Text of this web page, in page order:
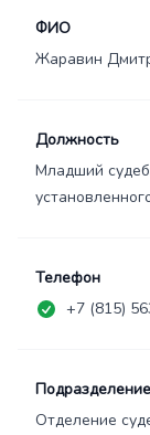
ФИО
Жаравин
Должность
Младший
Телефон
+7 (815)
Подразделение
Отделение